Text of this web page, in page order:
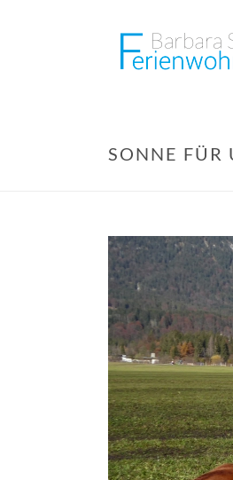
SONNE FÜR